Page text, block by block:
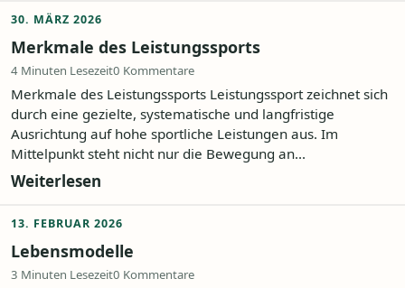
30. MÄRZ 2026
Merkmale des Leistungssports
4 Minuten Lesezeit0 Kommentare
Merkmale des Leistungssports Leistungssport zeichnet sich
durch eine gezielte, systematische und langfristige
Ausrichtung auf hohe sportliche Leistungen aus. Im
Mittelpunkt steht nicht nur die Bewegung an...
Weiterlesen
13. FEBRUAR 2026
Lebensmodelle
3 Minuten Lesezeit0 Kommentare